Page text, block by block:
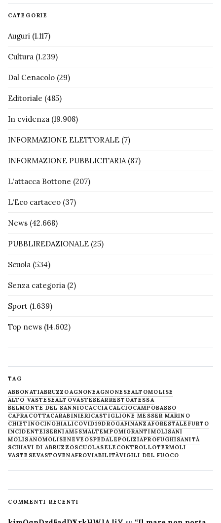
CATEGORIE
Auguri (1.117)
Cultura (1.239)
Dal Cenacolo (29)
Editoriale (485)
In evidenza (19.908)
INFORMAZIONE ELETTORALE (7)
INFORMAZIONE PUBBLICITARIA(87)
L'attacca Bottone (207)
L'Eco cartaceo (37)
News (42.668)
PUBBLIREDAZIONALE (25)
Scuola (534)
Senza categoria (2)
Sport (1.639)
Top news (14.602)
TAG
ABBONATIABRUZZOAGNONEAGNONESEALTOMOLISE
ALTO VASTESEALTOVASTESEARRESTOATESSA
BELMONTE DEL SANNIOCACCIACALCIOCAMPOBASSO
CAPRACOTTACARABINIERICASTIGLIONE MESSER MARINO
CHIETINOCINGHIALICOVID19DROGAFINANZAFORESTALE FURTO
INCIDENTEISERNIAM5SMALTEMPOMIGRANTIMOLISANI
MOLISANOMOLISENEVE OSPEDALEPOLIZIAPROFUGHISANITÀ
SCHIAVI DI ABRUZZOSCUOLASELECONTROLLOTERMOLI
VASTESEVASTOVENAFROVIABILITÀVIGILI DEL FUOCO
COMMENTI RECENTI